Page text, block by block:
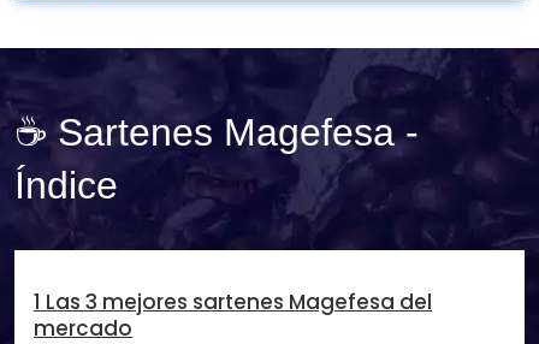
☕ Sartenes Magefesa -
Índice
1 Las 3 mejores sartenes Magefesa del
mercado